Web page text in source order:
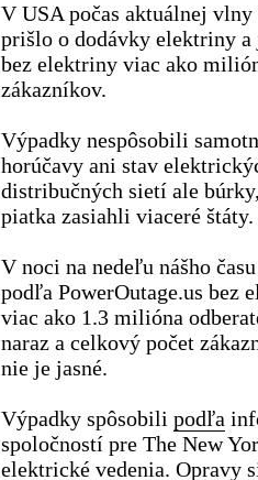
V USA počas aktuálnej vlny
prišlo o dodávky elektriny a
bez elektriny viac ako
zákazníkov.
Výpadky nespôsobili
horúčavy ani stav
distribučných sietí ale
piatka zasiahli viaceré štáty.
V noci na nedeľu nášho
podľa PowerOutage.us bez
viac ako 1.3 milióna
naraz a celkový počet
nie je jasné.
Výpadky spôsobili podľa
spoločností pre The New
elektrické vedenia. Opravy